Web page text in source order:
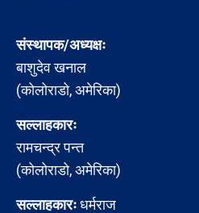
संस्थापक/अध्यक्षः
बाशुदेव खनाल
(कोलोराडो, अमेरिका)
सल्लाहकारः
रामचन्द्र पन्त
(कोलोराडो, अमेरिका)
सल्लाहकारःधर्मराज